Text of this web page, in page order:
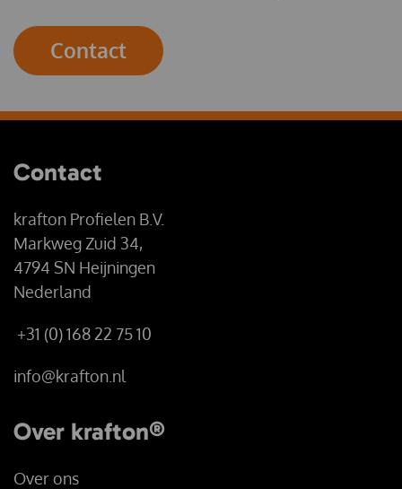
Contact
Contact
krafton Profielen B.V.
Markweg Zuid 34,
4794 SN Heijningen
Nederland
+31 (0) 168 22 75 10
info@krafton.nl
Over krafton®
Over ons